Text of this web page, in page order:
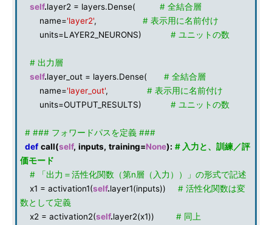
self.layer2 = layers.Dense( # 全結合層
name='layer2', # 表示用に名前付け
units=LAYER2_NEURONS) # ユニットの数
# 出力層
self.layer_out = layers.Dense( # 全結合層
name='layer_out', # 表示用に名前付け
units=OUTPUT_RESULTS) # ユニットの数
# ### フォワードパスを定義 ###
def call(self, inputs, training=None): # 入力と、訓練／評
価モード
# 「出力＝活性化関数（第n層（入力））」の形式で記述
x1 = activation1(self.layer1(inputs)) # 活性化関数は変
数として定義
x2 = activation2(self.layer2(x1)) # 同上